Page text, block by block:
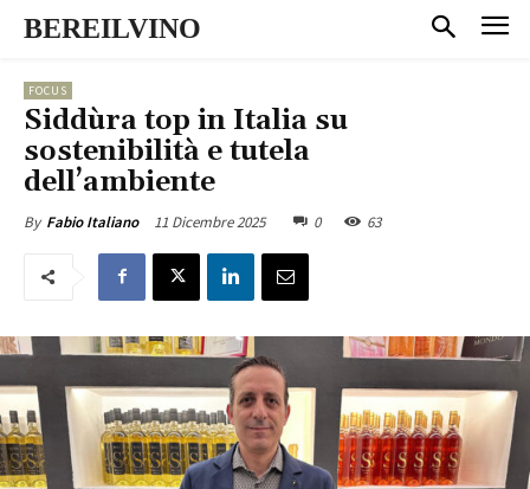
BEREILVINO
FOCUS
Siddùra top in Italia su
sostenibilità e tutela
dell’ambiente
By Fabio Italiano 11 Dicembre 2025 0 63